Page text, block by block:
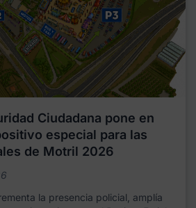
Ciudadana pone en
especial para las
de Motril 2026
la presencia policial, amplía